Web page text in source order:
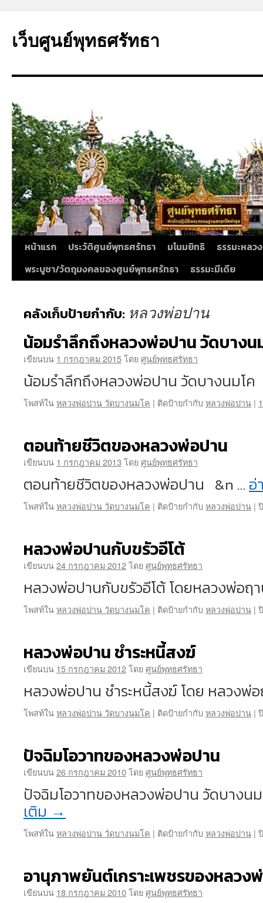
ยัง
เว็บศูนย์พุทธศรัทธา
หน้าแรก ประวัติศูนย์พุทธศรัทธา มโนมยิทธิ
ธรรมะหลว
พระบูชา/วัตถุมงคลของศูนย์พุทธศรัทธา
ธรรมะมีเดีย
คลังเก็บป้ายกำกับ: หลวงพ่อปาน
น้อมรำลึกถึงหลวงพ่อปาน วัดบางน
เขียนบน 1 กรกฎาคม 2015โดยศูนย์พุทธศรัทธา
น้อมรำลึกถึงหลวงพ่อปาน วัดบางนมโ
โพสท์ในหลวงพ่อปาน วัดบางนมโค | ติดป้ายกำกับ หลวงพ่อปาน |
ตอนท้ายชีวิตของหลวงพ่อปาน
เขียนบน 1 กรกฎาคม 2013 โดยศูนย์พุทธศรัทธา
ตอนท้ายชีวิตของหลวงพ่อปาน &n … อ่
โพสท์ในหลวงพ่อปาน วัดบางนมโค | ติดป้ายกำกับ หลวงพ่อปาน |
หลวงพ่อปานกับขรัวอีโต้
เขียนบน24 กรกฎาคม 2012โดยศูนย์พุทธศรัทธา
หลวงพ่อปานกับขรัวอีโต้ โดยหลวงพ่อฤ
โพสท์ในหลวงพ่อปาน วัดบางนมโค | ติดป้ายกำกับ หลวงพ่อปาน |
หลวงพ่อปาน ชำระหนี้สงฆ์
เขียนบน 15 กรกฎาคม 2012โดยศูนย์พุทธศรัทธา
หลวงพ่อปาน ชำระหนี้สงฆ์ โดย หลวงพ่
โพสท์ในหลวงพ่อปาน วัดบางนมโค | ติดป้ายกำกับ หลวงพ่อปาน |
ปัจฉิมโอวาทของหลวงพ่อปาน
เขียนบน26 กรกฎาคม 2010โดยศูนย์พุทธศรัทธา
ปัจฉิมโอวาทของหลวงพ่อปาน วัดบางน
เติม →
โพสท์ในหลวงพ่อปาน วัดบางนมโค | ติดป้ายกำกับ หลวงพ่อปาน |
อานุภาพยันต์เกราะเพชรของหลวง
เขียนบน 18 กรกฎาคม 2010โดยศูนย์พุทธศรัทธา